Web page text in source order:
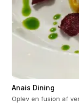
Anais Dining
Oplev en fusion af